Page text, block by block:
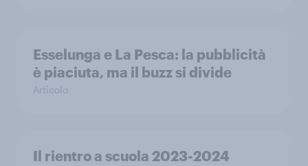
Esselunga e La Pesca: la pubblicità
è piaciuta, ma il buzz si divide
Articolo
Il rientro a scuola 2023-2024